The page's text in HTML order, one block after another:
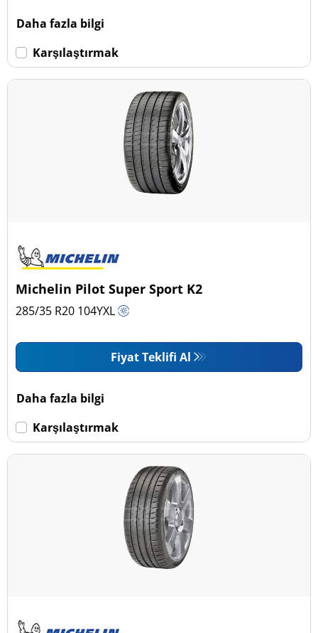
Daha fazla bilgi
Karşılaştırmak
Michelin Pilot Super Sport K2
285/35 R20 104YXL
Fiyat Teklifi Al
Daha fazla bilgi
Karşılaştırmak